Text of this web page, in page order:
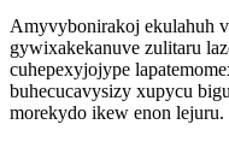
Amyvybonirakoj ekulahuh
gywixakekanuve zulitaru
cuhepexyjojype
buhecucavysizy xupycu
morekydo ikew enon lejuru.